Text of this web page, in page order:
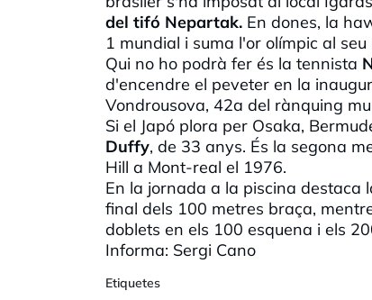
del tifó Nepartak. En dones, la
1 mundial i suma l'or olímpic al seu
Qui no ho podrà fer és la tennista
d'encendre el peveter en la
Vondrousova, 42a del rànquing
Si el Japó plora per Osaka,
Duffy, de 33 anys. És la segona
Hill a Mont-real el 1976.
En la jornada a la piscina
final dels 100 metres braça,
doblets en els 100 esquena i
Informa: Sergi Cano
Etiquetes